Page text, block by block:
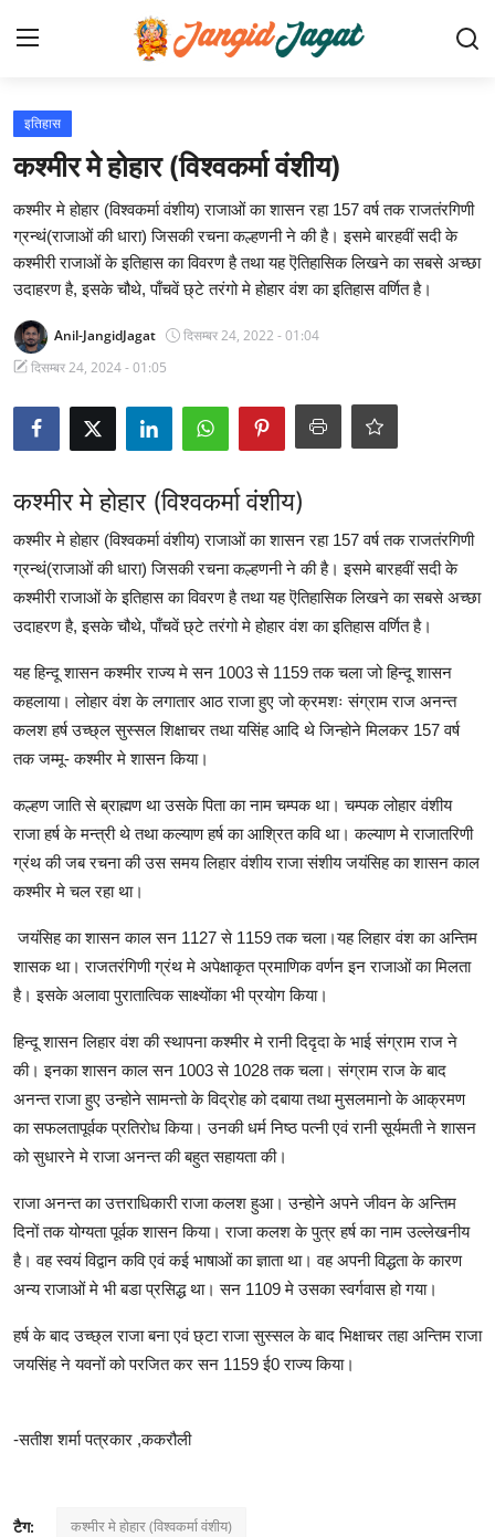
समाचार
फोटो/विडियो गैलरी
जाँगिड़ समाज
समाज परिचय
जाँगिड़ जगत
इतिहास
कश्मीर मे होहार (विश्वकर्मा वंशीय)
कश्मीर मे होहार (विश्वकर्मा वंशीय) राजाओं का शासन रहा 157 वर्ष तक राजतंरगिणी
ग्रन्थं(राजाओं की धारा) जिसकी रचना कल्हणनी ने की है। इसमे बारहवीं सदी के
कश्मीरी राजाओं के इतिहास का विवरण है तथा यह ऎतिहासिक लिखने का सबसे अच्छा
उदाहरण है, इसके चौथे, पाँचवें छ्टे तरंगो मे होहार वंश का इतिहास वर्णित है।
Anil-JangidJagat
दिसम्बर 24, 2022 - 01:04
दिसम्बर 24, 2024 - 01:05
कश्मीर मे होहार (विश्वकर्मा वंशीय)
कश्मीर मे होहार (विश्वकर्मा वंशीय) राजाओं का शासन रहा 157 वर्ष तक राजतंरगिणी
ग्रन्थं(राजाओं की धारा) जिसकी रचना कल्हणनी ने की है। इसमे बारहवीं सदी के
कश्मीरी राजाओं के इतिहास का विवरण है तथा यह ऎतिहासिक लिखने का सबसे अच्छा
उदाहरण है, इसके चौथे, पाँचवें छ्टे तरंगो मे होहार वंश का इतिहास वर्णित है।
यह हिन्दू शासन कश्मीर राज्य मे सन 1003 से 1159 तक चला जो हिन्दू शासन
कहलाया। लोहार वंश के लगातार आठ राजा हुए जो क्रमशः संग्राम राज अनन्त
कलश हर्ष उच्छ्ल सुस्सल शिक्षाचर तथा यसिंह आदि थे जिन्होने मिलकर 157 वर्ष
तक जम्मू- कश्मीर मे शासन किया।
कल्हण जाति से ब्राह्मण था उसके पिता का नाम चम्पक था। चम्पक लोहार वंशीय
राजा हर्ष के मन्त्री थे तथा कल्याण हर्ष का आश्रित कवि था। कल्याण मे राजातरिणी
ग्रंथ की जब रचना की उस समय लिहार वंशीय राजा संशीय जयंसिह का शासन काल
कश्मीर मे चल रहा था।
जयंसिह का शासन काल सन 1127 से 1159 तक चला।यह लिहार वंश का अन्तिम
शासक था। राजतरंगिणी ग्रंथ मे अपेक्षाकृत प्रमाणिक वर्णन इन राजाओं का मिलता
है। इसके अलावा पुरातात्विक साक्ष्योंका भी प्रयोग किया।
हिन्दू शासन लिहार वंश की स्थापना कश्मीर मे रानी दिदृदा के भाई संग्राम राज ने
की। इनका शासन काल सन 1003 से 1028 तक चला। संग्राम राज के बाद
अनन्त राजा हुए उन्होने सामन्तो के विद्रोह को दबाया तथा मुसलमानो के आक्रमण
का सफलतापूर्वक प्रतिरोध किया। उनकी धर्म निष्ठ पत्नी एवं रानी सूर्यमती ने शासन
को सुधारने मे राजा अनन्त की बहुत सहायता की।
राजा अनन्त का उत्तराधिकारी राजा कलश हुआ। उन्होने अपने जीवन के अन्तिम
दिनों तक योग्यता पूर्वक शासन किया। राजा कलश के पुत्र हर्ष का नाम उल्लेखनीय
है। वह स्वयं विद्वान कवि एवं कई भाषाओं का ज्ञाता था। वह अपनी विद्धता के कारण
अन्य राजाओं मे भी बडा प्रसिद्ध था। सन 1109 मे उसका स्वर्गवास हो गया।
हर्ष के बाद उच्छ्ल राजा बना एवं छ्टा राजा सुस्सल के बाद भिक्षाचर तहा अन्तिम राजा
जयसिंह ने यवनों को परजित कर सन 1159 ई0 राज्य किया।
-सतीश शर्मा पत्रकार ,ककरौली
टैग: कश्मीर मे होहार (विश्वकर्मा वंशीय)